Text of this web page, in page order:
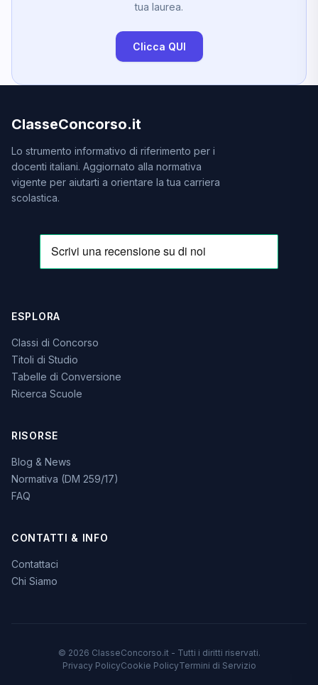
tua laurea.
Clicca QUI
ClasseConcorso.it
Lo strumento informativo di riferimento per i
docenti italiani. Aggiornato alla normativa
vigente per aiutarti a orientare la tua carriera
scolastica.
ESPLORA
Classi di Concorso
Titoli di Studio
Tabelle di Conversione
Ricerca Scuole
RISORSE
Blog & News
Normativa (DM 259/17)
FAQ
CONTATTI & INFO
Contattaci
Chi Siamo
© 2026 ClasseConcorso.it - Tutti i diritti riservati.
Privacy PolicyCookie PolicyTermini di Servizio